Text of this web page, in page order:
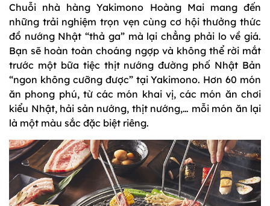
Chuỗi nhà hàng Yakimono Hoàng Mai mang đến
những trải nghiệm trọn vẹn cùng cơ hội thưởng thức
đồ nướng Nhật “thả ga” mà lại chẳng phải lo về giá.
Bạn sẽ hoàn toàn choáng ngợp và không thể rời mắt
trước một bữa tiệc thịt nướng đường phố Nhật Bản
“ngon không cưỡng được” tại Yakimono. Hơn 60 món
ăn phong phú, từ các món khai vị, các món ăn chơi
kiểu Nhật, hải sản nướng, thịt nướng,… mỗi món ăn lại
là một màu sắc đặc biệt riêng.